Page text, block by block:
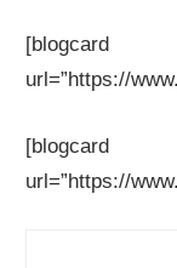
[blogcard
url=”https://
[blogcard
url=”https://